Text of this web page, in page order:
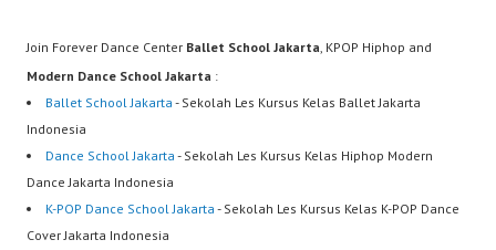
Join Forever Dance Center Ballet School Jakarta, KPOP Hiphop and
Modern Dance School Jakarta :
Ballet School Jakarta - Sekolah Les Kursus Kelas Ballet Jakarta
Indonesia
Dance School Jakarta - Sekolah Les Kursus Kelas Hiphop Modern
Dance Jakarta Indonesia
K-POP Dance School Jakarta - Sekolah Les Kursus Kelas K-POP Dance
Cover Jakarta Indonesia